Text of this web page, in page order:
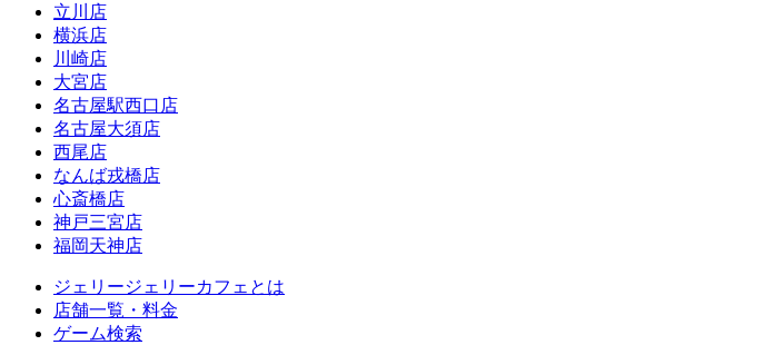
立川店
横浜店
川崎店
大宮店
名古屋駅西口店
名古屋大須店
西尾店
なんば戎橋店
心斎橋店
神戸三宮店
福岡天神店
ジェリージェリーカフェとは
店舗一覧・料金
ゲーム検索